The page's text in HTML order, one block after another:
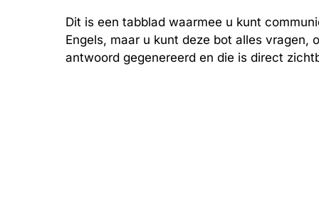
Dit is een tabblad waarmee u kunt
Engels, maar u kunt deze bot alles vragen,
antwoord gegenereerd en die is direct